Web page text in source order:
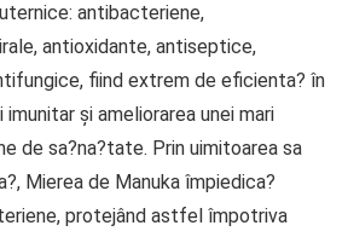
antibacteriene,
antioxidante, antiseptice,
fiind extrem de eficienta? în
și ameliorarea unei mari
de sa?na?tate. Prin uimitoarea sa
Mierea de Manuka împiedica?
protejând astfel împotriva